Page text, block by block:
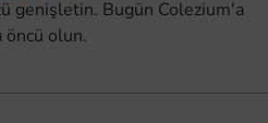
genişletin. Bugün Colezium'a
öncü olun.